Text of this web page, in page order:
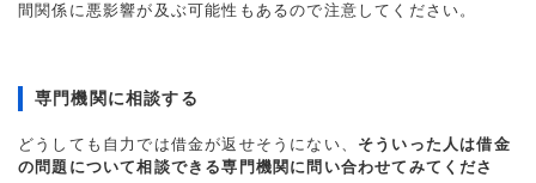
間関係に悪影響が及ぶ可能性もあるので注意してください。
専門機関に相談する
どうしても自力では借金が返せそうにない、 そういった人は借金
の問題について相談できる専門機関に問い合わせてみてくださ